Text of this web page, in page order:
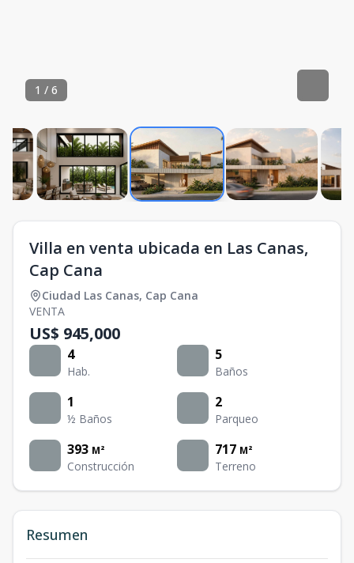
1 / 6
Villa en venta ubicada en Las Canas,
Cap Cana
Ciudad Las Canas, Cap Cana
VENTA
US$ 945,000
4
Hab.
5
Baños
1
½ Baños
2
Parqueo
393 M²
Construcción
717 M²
Terreno
Resumen